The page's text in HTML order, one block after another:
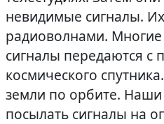
невидимые сигналы.
радиоволнами.
сигналы передаются
космического
земли по орбите. Наши
посылать сигналы на